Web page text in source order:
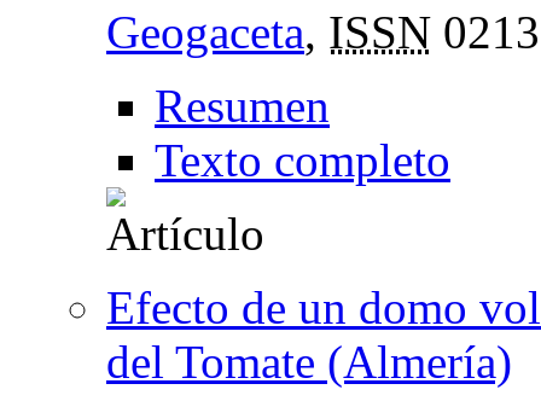
Geogaceta, ISSN
Resumen
Texto completo
Efecto de un domo
del Tomate (Almería)